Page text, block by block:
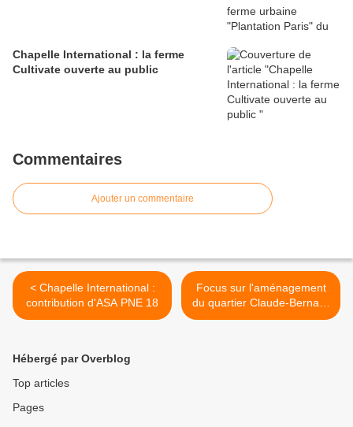
Chapelle International : la ferme
Cultivate ouverte au public
Commentaires
Ajouter un commentaire
< Chapelle International :
contribution d'ASA PNE 18
Focus sur l'aménagement
du quartier Claude-Bernard
>
Hébergé par Overblog
Top articles
Pages